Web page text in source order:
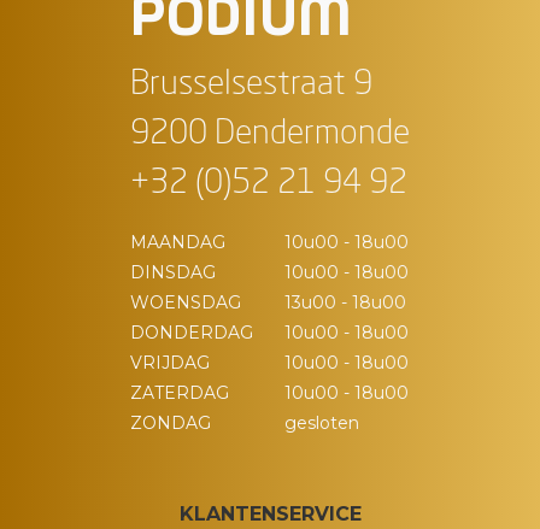
PODIUM
Brusselsestraat 9
9200 Dendermonde
+32 (0)52 21 94 92
MAANDAG
10u00 - 18u00
DINSDAG
10u00 - 18u00
WOENSDAG
13u00 - 18u00
DONDERDAG
10u00 - 18u00
VRIJDAG
10u00 - 18u00
ZATERDAG
10u00 - 18u00
ZONDAG
gesloten
KLANTENSERVICE